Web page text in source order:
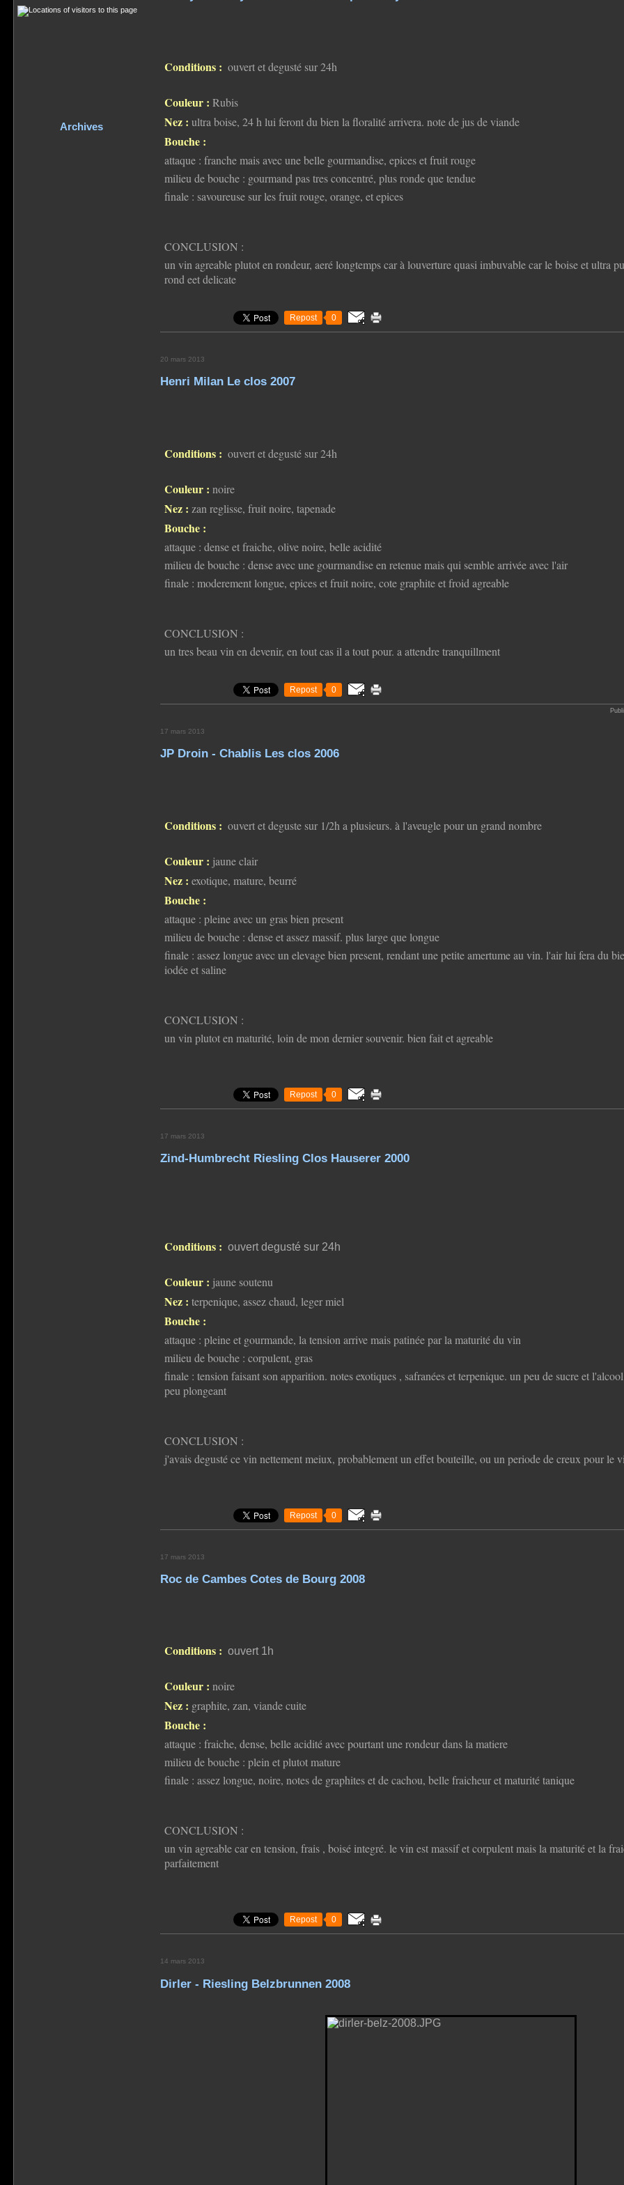
Archives
Conditions : ouvert et degusté sur 24h
Couleur : Rubis
Nez : ultra boise, 24 h lui feront du bien la floralité arrivera. note de jus de viande
Bouche :
attaque : franche mais avec une belle gourmandise, epices et fruit rouge
milieu de bouche : gourmand pas tres concentré, plus ronde que tendue
finale : savoureuse sur les fruit rouge, orange, et epices
CONCLUSION :
un vin agreable plutot en rondeur, aeré longtemps car à louverture quasi imbuvable car le boise et ultra
rond eet delicate
Repost 0
20 mars 2013
Henri Milan Le clos 2007
Conditions : ouvert et degusté sur 24h
Couleur : noire
Nez : zan reglisse, fruit noire, tapenade
Bouche :
attaque : dense et fraiche, olive noire, belle acidité
milieu de bouche : dense avec une gourmandise en retenue mais qui semble arrivée avec l'air
finale : moderement longue, epices et fruit noire, cote graphite et froid agreable
CONCLUSION :
un tres beau vin en devenir, en tout cas il a tout pour. a attendre tranquillment
Repost 0
17 mars 2013
JP Droin - Chablis Les clos 2006
Conditions : ouvert et deguste sur 1/2h a plusieurs. à l'aveugle pour un grand nombre
Couleur : jaune clair
Nez : exotique, mature, beurré
Bouche :
attaque : pleine avec un gras bien present
milieu de bouche : dense et assez massif. plus large que longue
finale : assez longue avec un elevage bien present, rendant une petite amertume au vin. l'air lui fera du
iodée et saline
CONCLUSION :
un vin plutot en maturité, loin de mon dernier souvenir. bien fait et agreable
Repost 0
17 mars 2013
Zind-Humbrecht Riesling Clos Hauserer 2000
Conditions : ouvert degusté sur 24h
Couleur : jaune soutenu
Nez : terpenique, assez chaud, leger miel
Bouche :
attaque : pleine et gourmande, la tension arrive mais patinée par la maturité du vin
milieu de bouche : corpulent, gras
finale : tension faisant son apparition. notes exotiques , safranées et terpenique. un peu de sucre et
peu plongeant
CONCLUSION :
j'avais degusté ce vin nettement meiux, probablement un effet bouteille, ou un periode de creux pour le
Repost 0
17 mars 2013
Roc de Cambes Cotes de Bourg 2008
Conditions : ouvert 1h
Couleur : noire
Nez : graphite, zan, viande cuite
Bouche :
attaque : fraiche, dense, belle acidité avec pourtant une rondeur dans la matiere
milieu de bouche : plein et plutot mature
finale : assez longue, noire, notes de graphites et de cachou, belle fraicheur et maturité tanique
CONCLUSION :
un vin agreable car en tension, frais , boisé integré. le vin est massif et corpulent mais la maturité et la
parfaitement
Repost 0
14 mars 2013
Dirler - Riesling Belzbrunnen 2008